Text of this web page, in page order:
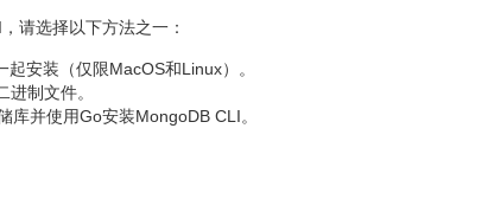
请选择以下方法之一：
起安装（仅限MacOS和Linux）。
进制文件。
库并使用Go安装MongoDB CLI。